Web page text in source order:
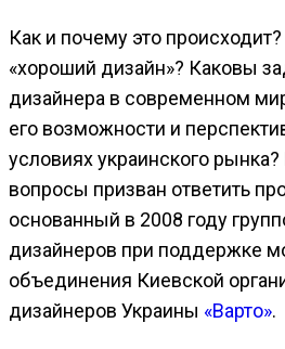
Как и почему это
«хороший дизайн»? Каковы
дизайнера в современном
его возможности и
условиях украинского рынка?
вопросы призван ответить
основанный в 2008 году
дизайнеров при поддержке
объединения Киевской
дизайнеров Украины «Варто».